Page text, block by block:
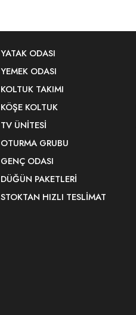
YATAK ODASI
YEMEK ODASI
KOLTUK TAKIMI
KÖŞE KOLTUK
TV ÜNITESI
OTURMA GRUBU
GENÇ ODASI
DÜĞÜN PAKETLERI
STOKTAN HIZLI TESLIMAT